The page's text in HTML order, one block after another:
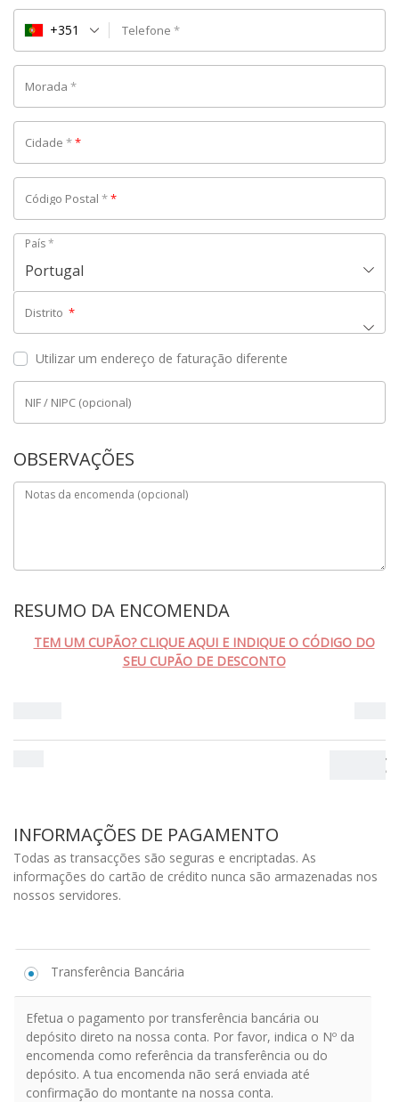
Telefone *
+351
Morada *
Cidade **
Código Postal **
País*
Portugal
Distrito *
Utilizar um endereço de faturação diferente
NIF / NIPC (opcional)
OBSERVAÇÕES
Notas da encomenda (opcional)
RESUMO DA ENCOMENDA
TEM UM CUPÃO? CLIQUE AQUI E INDIQUE O CÓDIGO DO
SEU CUPÃO DE DESCONTO
INFORMAÇÕES DE PAGAMENTO
Todas as transacções são seguras e encriptadas. As
informações do cartão de crédito nunca são armazenadas nos
nossos servidores.
Transferência Bancária
Efetua o pagamento por transferência bancária ou
depósito direto na nossa conta. Por favor, indica o Nº da
encomenda como referência da transferência ou do
depósito. A tua encomenda não será enviada até
confirmação do montante na nossa conta.